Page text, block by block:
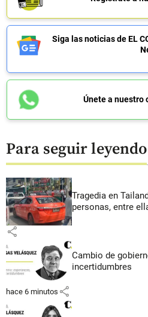
Siga las noticias de EL
Únete a nuestro
Para seguir leyendo
Tragedia en
personas, entre
share
Cambio de
incertidumbres
hace 6 minutos share